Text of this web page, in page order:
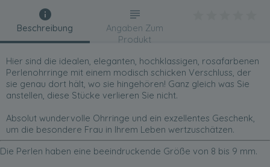
Beschreibung
Hier sind die idealen, eleganten, hochklassigen, rosafarbenen
Perlenohrringe mit einem modisch schicken Verschluss, der
sie genau dort hält, wo sie hingehören! Ganz gleich was Sie
anstellen, diese Stücke verlieren Sie nicht.
Absolut wundervolle Ohrringe und ein exzellentes Geschenk,
um die besondere Frau in Ihrem Leben wertzuschätzen.
Die Perlen haben eine beeindruckende Größe von 8 bis 9 mm.
Angaben Zum
Produkt